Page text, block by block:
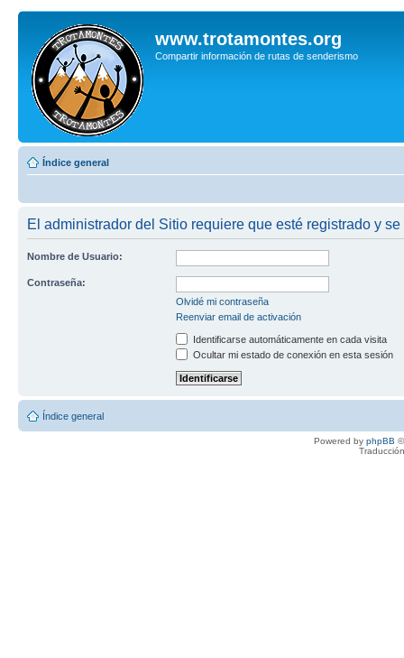
www.trotamontes.org
Compartir información de rutas de senderismo
Índice general
El administrador del Sitio requiere que esté registrado y
Nombre de Usuario:
Contraseña:
Olvidé mi contraseña
Reenviar email de activación
Identificarse automáticamente en cada visita
Ocultar mi estado de conexión en esta sesión
Índice general
Powered by phpBB